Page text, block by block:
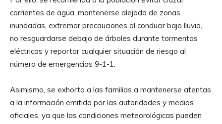
corrientes de agua, mantenerse alejada de zonas
inundadas, extremar precauciones al conducir bajo lluvia,
no resguardarse debajo de árboles durante tormentas
eléctricas y reportar cualquier situación de riesgo al
número de emergencias 9-1-1.
Asimismo, se exhorta a las familias a mantenerse atentas
a la información emitida por las autoridades y medios
oficiales, ya que las condiciones meteorológicas pueden